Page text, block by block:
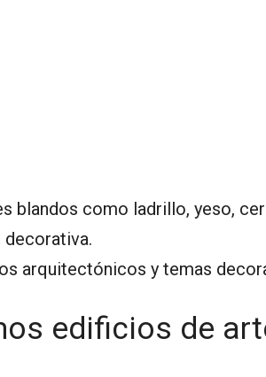
blandos como ladrillo, yeso,
arquitectónicos y temas
edificios de